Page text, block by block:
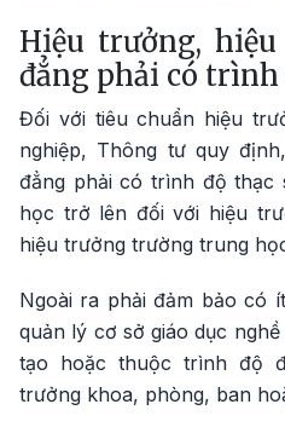
Hiệu trưởng,
đẳng phải có trình
Đối với tiêu chuẩn hiệu
nghiệp, Thông tư quy
đẳng phải có trình độ
học trở lên đối với hiệu
hiệu trưởng trường trung
Ngoài ra phải đảm bảo có
quản lý cơ sở giáo dục
tạo hoặc thuộc trình độ
trưởng khoa, phòng, ban